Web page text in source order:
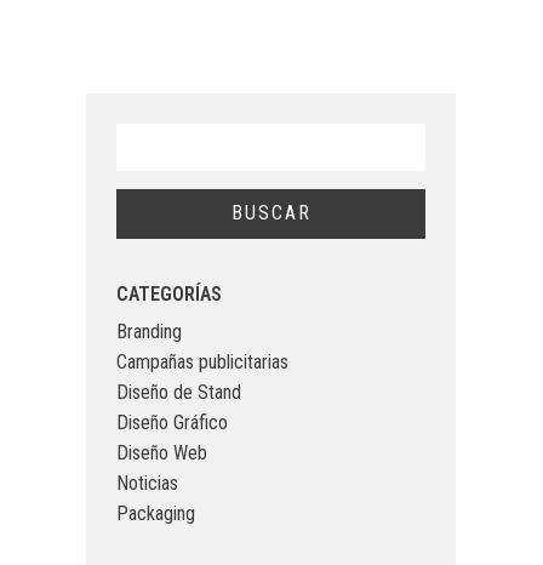
CATEGORÍAS
Branding
Campañas publicitarias
Diseño de Stand
Diseño Gráfico
Diseño Web
Noticias
Packaging